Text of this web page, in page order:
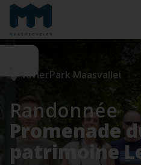
RivierPark Maasvallei
Randonnée
Promenade
patrimoine